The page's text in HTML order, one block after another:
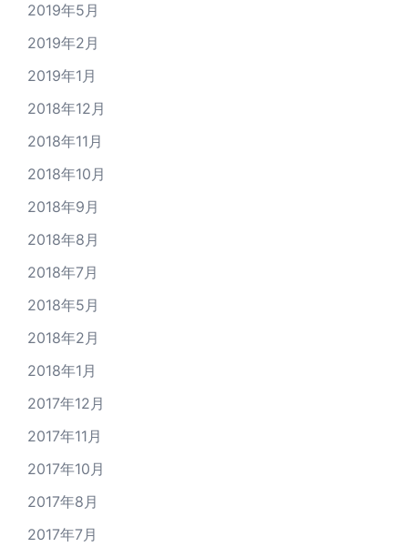
2019年5月
2019年2月
2019年1月
2018年12月
2018年11月
2018年10月
2018年9月
2018年8月
2018年7月
2018年5月
2018年2月
2018年1月
2017年12月
2017年11月
2017年10月
2017年8月
2017年7月